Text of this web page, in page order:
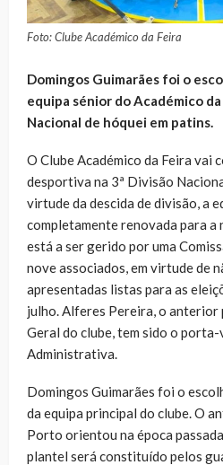
Foto: Clube Académico da Feira
Domingos Guimarães foi o
equipa sénior do Académico
Nacional de hóquei em patins.
O Clube Académico da Feira vai
desportiva na 3ª Divisão
virtude da descida de divisão, a
completamente renovada para a
está a ser gerido por uma
nove associados, em virtude de
apresentadas listas para as
julho. Alferes Pereira, o anterior
Geral do clube, tem sido o porta-
Administrativa.
Domingos Guimarães foi o
da equipa principal do clube. O
Porto orientou na época
plantel será constituído pelos